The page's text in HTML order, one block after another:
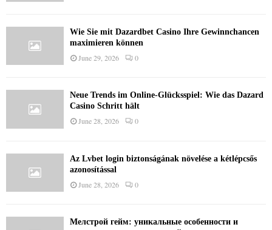
Wie Sie mit Dazardbet Casino Ihre Gewinnchancen
maximieren können
June 29, 2026 0
Neue Trends im Online-Glücksspiel: Wie das Dazard
Casino Schritt hält
June 28, 2026 0
Az Lvbet login biztonságának növelése a kétlépcsős
azonosítással
June 28, 2026 0
Мелстрой гейм: уникальные особенности и